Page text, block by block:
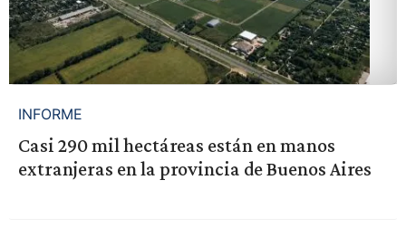
INFORME
Casi 290 mil hectáreas están en manos
extranjeras en la provincia de Buenos Aires